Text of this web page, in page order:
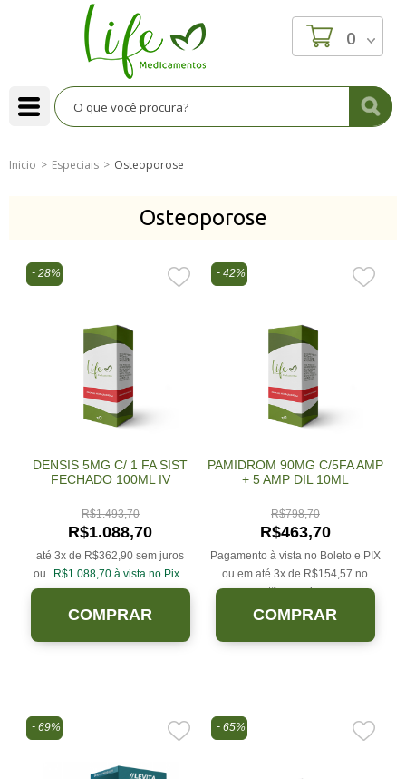
0
Inicio Especiais Osteoporose
Osteoporose
28%
DENSIS 5MG C/ 1 FA SIST
FECHADO 100ML IV
R$1.493,70
R$1.088,70
até 3x de R$362,90 sem juros
ou
R$1.088,70 à vista no Pix .
COMPRAR
42%
PAMIDROM 90MG C/5FA AMP
+ 5 AMP DIL 10ML
R$798,70
R$463,70
Pagamento à vista no Boleto e PIX
ou em até 3x de R$154,57 no
cartão sem juros.
COMPRAR
69% 65%